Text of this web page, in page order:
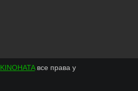
KINOHATAвсе права у